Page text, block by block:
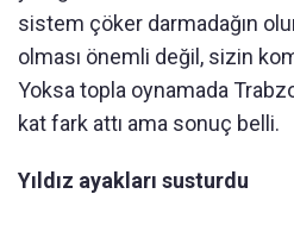
sistem çöker darmadağın
olması önemli değil, sizin
Yoksa topla oynamada
kat fark attı ama sonuç belli.
Yıldız ayakları susturdu